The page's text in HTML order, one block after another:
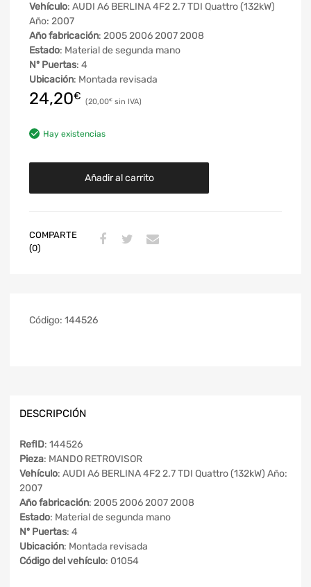
Vehículo: AUDI A6 BERLINA 4F2 2.7 TDI Quattro (132kW)
Año: 2007
Año fabricación: 2005 2006 2007 2008
Estado: Material de segunda mano
Nº Puertas: 4
Ubicación: Montada revisada
24,20€ 20,00€
Hay existencias
Añadir al carrito
COMPARTE
(0)
Código: 144526
DESCRIPCIÓN
RefID: 144526
Pieza: MANDO RETROVISOR
Vehículo: AUDI A6 BERLINA 4F2 2.7 TDI Quattro (132kW) Año:
2007
Año fabricación: 2005 2006 2007 2008
Estado: Material de segunda mano
Nº Puertas: 4
Ubicación: Montada revisada
Código del vehículo: 01054